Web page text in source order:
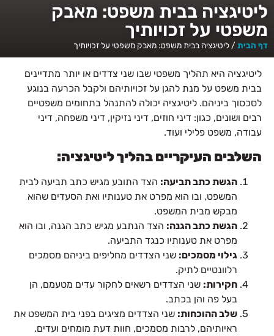
ליטיגציה בבית משפט: מאבק
משפטי על זכויותיך
דף הבית /ליטיגציה בבית משפט: מאבק משפטי על זכויותיך
ליטיגציה היא תהליך משפטי שבו שני צדדים או יותר מתדיינים
בבית משפט על מנת להגן על זכויותיהם ולקבל הכרעה בנוגע
לסכסוך ביניהם. ליטיגציה יכולה להתנהל בתחומים משפטיים
רבים ושונים, כגון: דיני חוזים, דיני נזיקין, דיני משפחה, דיני
עבודה, משפט פלילי ועוד.
השלבים העיקריים בהליך ליטיגציה:
הגשת כתב תביעה: הצד התובע מגיש כתב תביעה לבית
המשפט, ובו הוא מפרט את טענותיו ואת הסעדים שהוא
מבקש מבית המשפט.
הגשת כתב הגנה: הצד הנתבע מגיש כתב הגנה, ובו הוא
מפרט את טענותיו כנגד התביעה.
גילוי מסמכים: שני הצדדים מחליפים ביניהם מסמכים
רלוונטיים לתיק.
חקירות: שני הצדדים רשאים לחקור עדים מטעמם, הן
בעל פה והן בכתב.
שלב ההוכחות: שני הצדדים מציגים בפני בית המשפט את
ראיותיהם, לרבות מסמכים, חוות דעת מומחים ועדים.